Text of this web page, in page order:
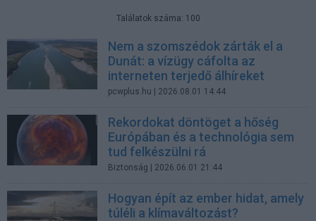
Találatok száma: 100
Nem a szomszédok zárták el a
Dunát: a vízügy cáfolta az
interneten terjedő álhíreket
pcwplus.hu | 2026.08.01 14:44
Rekordokat döntöget a hőség
Európában és a technológia sem
tud felkészülni rá
Biztonság | 2026.06.01 21:44
Hogyan épít az ember hidat, amely
túléli a klímaváltozást?